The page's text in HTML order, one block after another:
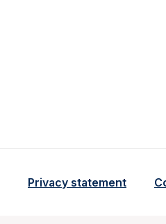
Privacy statement
en analytisch
cookie beschrijving